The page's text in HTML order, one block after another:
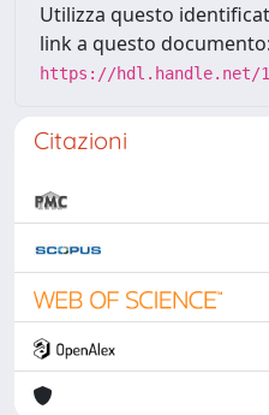
Utilizza questo
link a questo documento:
https://hdl.handle.net/
Citazioni